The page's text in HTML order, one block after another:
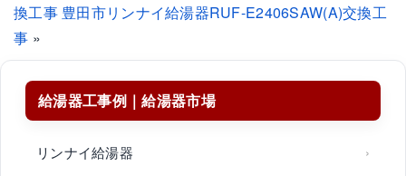
換工事 豊田市リンナイ給湯器RUF-E2406SAW(A)交換工
事 »
給湯器工事例｜給湯器市場
リンナイ給湯器